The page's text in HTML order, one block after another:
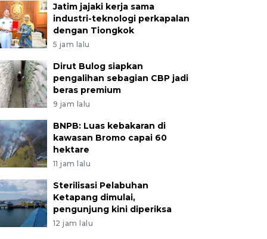
Jatim jajaki kerja sama
industri-teknologi perkapalan
dengan Tiongkok
5 jam lalu
Dirut Bulog siapkan
pengalihan sebagian CBP jadi
beras premium
9 jam lalu
BNPB: Luas kebakaran di
kawasan Bromo capai 60
hektare
11 jam lalu
Sterilisasi Pelabuhan
Ketapang dimulai,
pengunjung kini diperiksa
12 jam lalu